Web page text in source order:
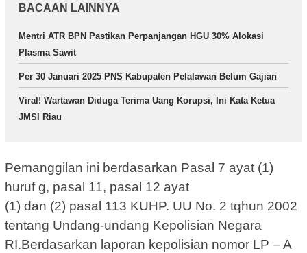
BACAAN LAINNYA
Mentri ATR BPN Pastikan Perpanjangan HGU 30% Alokasi
Plasma Sawit
Per 30 Januari 2025 PNS Kabupaten Pelalawan Belum Gajian
Viral! Wartawan Diduga Terima Uang Korupsi, Ini Kata Ketua
JMSI Riau
Pemanggilan ini berdasarkan Pasal 7 ayat (1)
huruf g, pasal 11, pasal 12 ayat
(1) dan (2) pasal 113 KUHP. UU No. 2 tqhun 2002
tentang Undang-undang Kepolisian Negara
RI.Berdasarkan laporan kepolisian nomor LP – A